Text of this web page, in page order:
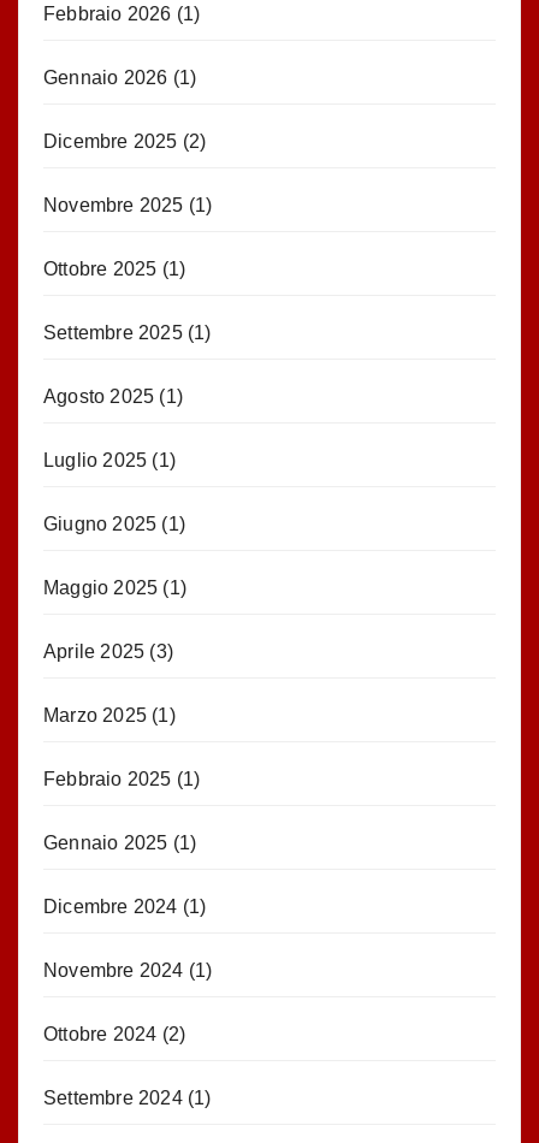
Febbraio 2026 (1)
Gennaio 2026 (1)
Dicembre 2025 (2)
Novembre 2025 (1)
Ottobre 2025 (1)
Settembre 2025(1)
Agosto 2025 (1)
Luglio 2025 (1)
Giugno 2025 (1)
Maggio 2025 (1)
Aprile 2025 (3)
Marzo 2025 (1)
Febbraio 2025 (1)
Gennaio 2025 (1)
Dicembre 2024 (1)
Novembre 2024 (1)
Ottobre 2024 (2)
Settembre 2024(1)